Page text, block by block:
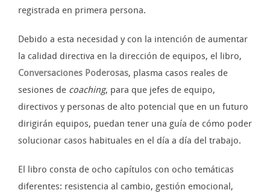
registrada en primera persona.
Debido a esta necesidad y con la intención de aumentar
la calidad directiva en la dirección de equipos, el libro,
Conversaciones Poderosas, plasma casos reales de
sesiones de coaching, para que jefes de equipo,
directivos y personas de alto potencial que en un futuro
dirigirán equipos, puedan tener una guía de cómo poder
solucionar casos habituales en el día a día del trabajo.
El libro consta de ocho capítulos con ocho temáticas
diferentes: resistencia al cambio, gestión emocional,